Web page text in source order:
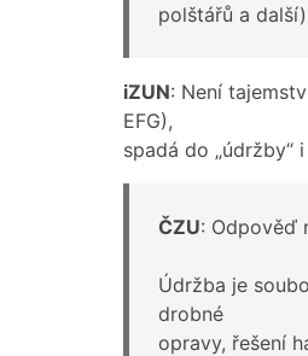
polštářů a
iZUN: Není
EFG),
spadá do „údržby“
ČZU: Odpověď
Údržba je
drobné
opravy, řešení